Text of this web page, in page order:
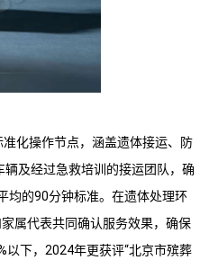
化操作节点，涵盖遗体接运、防
及经过急救培训的接运团队，确
均的90分钟标准。在遗体处理环
属代表共同确认服务效果，确保
以下，2024年更获评“北京市殡葬